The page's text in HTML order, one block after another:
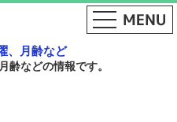
、月齢など
齢などの情報です。